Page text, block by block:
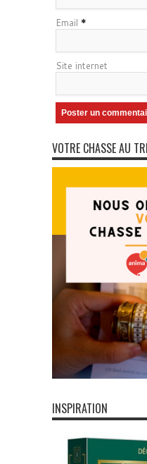
Email *
Site internet
VOTRE CHASSE AU
INSPIRATION